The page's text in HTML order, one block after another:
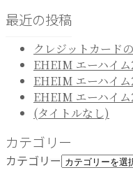
最近の投稿
クレジットカード
EHEIM エーハイ
EHEIM エーハイ
EHEIM エーハイ
(タイトルなし)
カテゴリー
カテゴリー